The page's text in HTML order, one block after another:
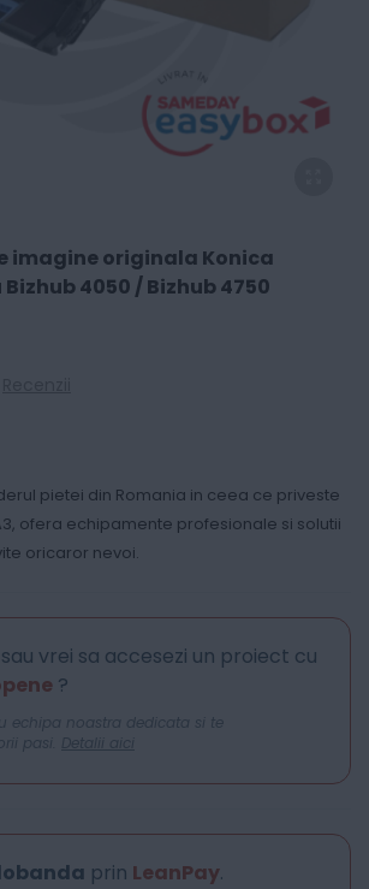
imagine originala Konica
4050 / Bizhub 4750
pietei din Romania in ceea ce priveste
ofera echipamente profesionale si solutii
oricaror nevoi.
vrei sa accesezi un proiect cu
?
echipa noastra dedicata si te
pasi. Detalii aici
prin LeanPay.